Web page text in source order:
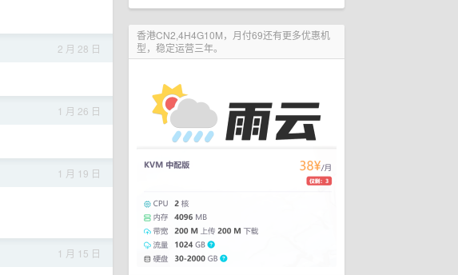
香港CN2,4H4G10M，月付69还有更多优惠机
型，稳定运营三年。
2 月 28 日
1 月 26 日
1 月 19 日
1 月 15 日